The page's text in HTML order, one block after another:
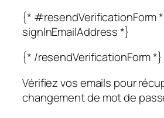
{* #resendVerificationForm
signInEmailAddress *}
{* /resendVerificationForm *}
Vérifiez vos emails pour
changement de mot de